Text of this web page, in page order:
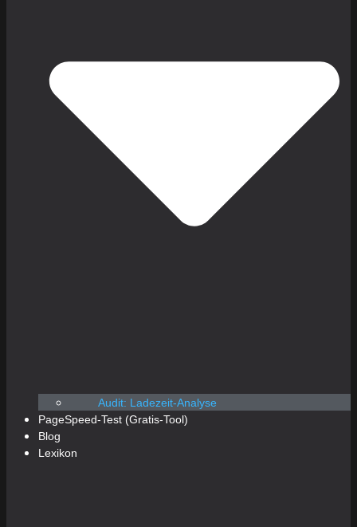
Audit: Ladezeit-Analyse
PageSpeed-Test (Gratis-Tool)
Blog
Lexikon